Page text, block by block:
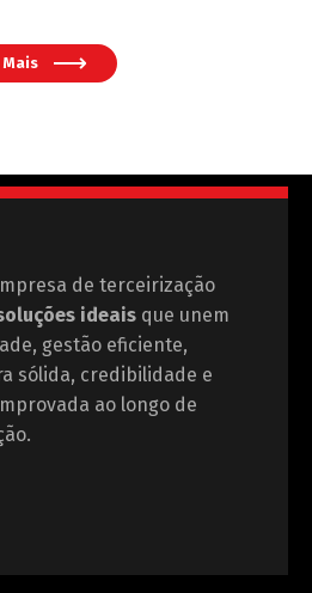
de terceirização
ideais que unem
gestão eficiente,
sólida, credibilidade e
ao longo de